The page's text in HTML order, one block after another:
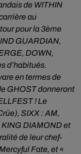
de WITHIN
au
pour la 3ème
GUARDIAN,
DOWN,
d’habitués.
en termes de
GHOST donneront
! Le
SIXX : AM,
KING DIAMOND et
de leur chef-
Fate, et «